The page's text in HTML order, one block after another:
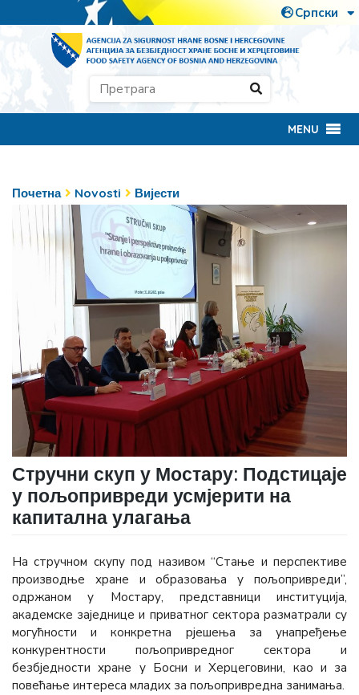
MENU
Почетна Novosti Вијести
Стручни скуп у Мостару: Подстицаје
у пољопривреди усмјерити на
капитална улагања
На стручном скупу под називом “Стање и перспективе
производње хране и образовања у пољопривреди”,
одржаном у Мостару, представници институција,
академске заједнице и приватног сектора разматрали су
могућности и конкретна рјешења за унапређење
конкурентности пољопривредног сектора и
безбједности хране у Босни и Херцеговини, као и за
повећање интереса младих за пољопривредна занимања.